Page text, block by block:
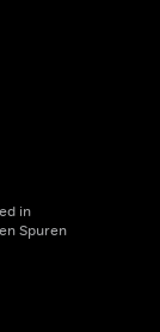
in
Spuren